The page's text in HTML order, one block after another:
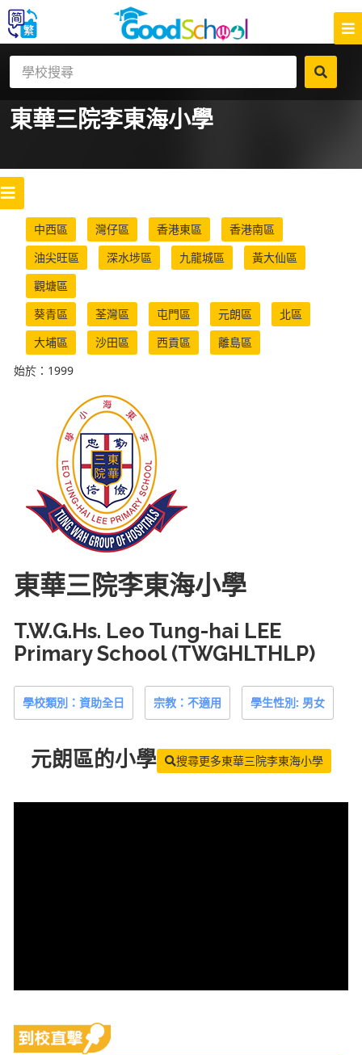
東華三院李東海小學
中西區 灣仔區 香港東區
香港南區
油尖旺區
深水埗區 九龍城區
黃大仙區
觀塘區
葵青區
荃灣區 屯門區 元朗區
北區
大埔區
沙田區 西貢區
離島區
始於：1999
東華三院李東海小學
T.W.G.Hs. Leo Tung-hai LEE
Primary School (TWGHLTHLP)
學校類別：資助全日 宗教：不適用 學生性別: 男女
元朗區的小學 搜尋更多東華三院李東海小學